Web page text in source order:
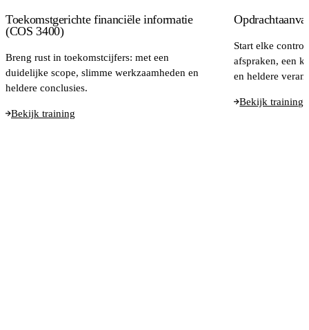
Toekomstgerichte financiële informatie
(COS 3400)
Breng rust in toekomstcijfers: met een
duidelijke scope, slimme werkzaamheden en
heldere conclusies.
Bekijk training
Start elke
afspraken, een
en heldere
Bekijk training